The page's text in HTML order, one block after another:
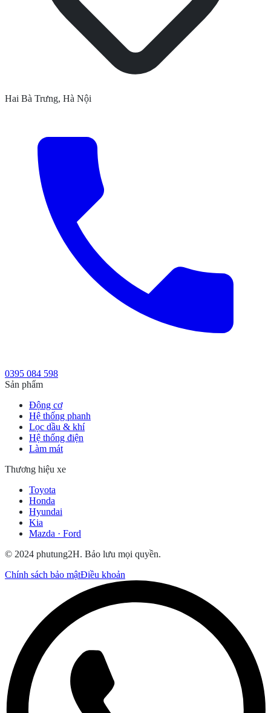
Hai Bà Trưng, Hà Nội
0395 084 598
Sản phẩm
Động cơ
Hệ thống phanh
Lọc dầu & khí
Hệ thống điện
Làm mát
Thương hiệu xe
Toyota
Honda
Hyundai
Kia
Mazda · Ford
© 2024 phutung2H. Bảo lưu mọi quyền.
Chính sách bảo mậtĐiều khoản